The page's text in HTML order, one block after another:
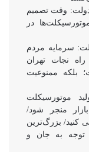
دولت: وقت تصمیم
در
سرمایه مردم
نجات تهران
بلکه ممنوعیت
موتورسیکلت
منجر شود/
کنید/ بزرگ‌ترین
توجه به جان و